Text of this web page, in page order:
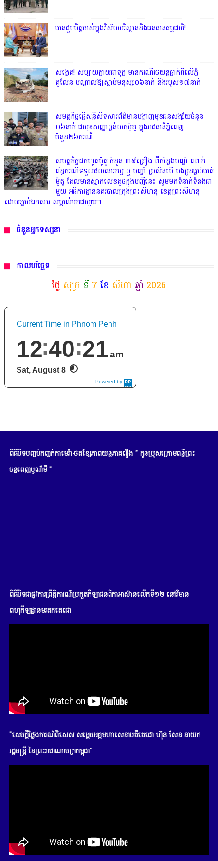
បានជួបមិត្តចាស់ក្នុងវិស័យបរិស្ថាននិងធនធានធម្មជាតិ!
សង្វេគ! សប្បាយក្លាយជាទុក្ខ មានករណីរថយន្តធ្លាក់ពីលើភ្នំ
គូលែន បណ្ដាលឱ្យស្លាប់មនុស្ស០៦នាក់ និងរបួស១៧នាក់
សមត្ថកិច្ចធ្វើសន្និសីទសារព័ត៌មានបង្ហាញមុខជនសង្ស័យចំនួន
០៦នាក់ ជាមុខសញ្ញាប្លន់យកម៉ូតូ ក្នុងរាជធានីភ្នំពេញ
ចំនួន២៦ករណី
សមត្ថកិច្ចដកហូតម៉ូតូ ចំនួន ៣៩គ្រឿង ពីកន្លែងបញ្ជាំ ពពាក់
ព័ន្ធករណីទទួលផលចោរកម្ម ឬ បញ្ចាំ ប្រសិនបើ បងប្អូនធ្លាប់បាត់
ម៉ូតូ ដែលមានស្លាកលេខដូចក្នុងបញ្ជីនេះ សូមមកទំនាក់ទំនងជា
មួយ អធិការដ្ឋាននគរបាលក្រុងព្រះសីហនុ ខេត្តព្រះសីហនុ
ដោយភ្ជាប់ឯកសារ សម្គាល់មកជាមួយ។
ចំនួនអ្នកទស្សនា
កាលបរិច្ឆេទ
ថ្ងៃ សុក្រ ទី 7 ខែ សីហា ឆ្នាំ 2026
Powered by
DaysPedia.c
Current Time in Phnom Penh
12 40 22am
Sat, August 8
ពិធីបិទបញ្ចប់កញ្ចក់កាមេរ៉ា-ថតខ្សែភាពយន្តភាគរឿង " កូនប្រុសក្រោមពន្លឺព្រះ
ចន្ទពេញបូណ៌មី "
ពិធីបិទជាផ្លូវការព្រឹត្តិការណ៍ប្រកួតកីឡាជនពិកាអាស៊ានលើកទី១២ នៅវិមាន
ពហុកីឡដ្ឋានមរតកតេជោ
"សេចក្តីថ្លែងការណ៍ពិសេស សម្តេចអគ្គមហាសេនាបតីតេជោ ហ៊ុន សែន នាយក
រដ្ឋមន្រ្តី នៃព្រះរាជាណាចក្រកម្ពុជា"